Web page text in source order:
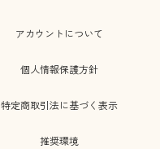
アカウントについて
個人情報保護方針
特定商取引法に基づく表示
推奨環境